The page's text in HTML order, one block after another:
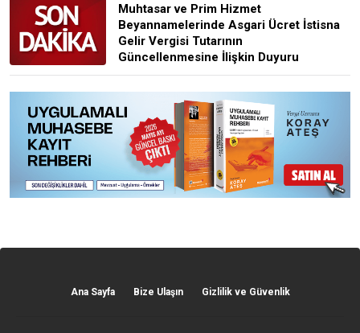
Muhtasar ve Prim Hizmet
Beyannamelerinde Asgari Ücret İstisna
Gelir Vergisi Tutarının
Güncellenmesine İlişkin Duyuru
Ana Sayfa Bize Ulaşın Gizlilik ve Güvenlik